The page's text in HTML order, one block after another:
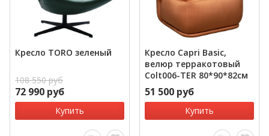
Кресло TORO зеленый
108 550 руб
72 990 руб
Купить
Кресло Capri Basic,
велюр терракотовый
Colt006-TER 80*90*82см
51 500 руб
Купить